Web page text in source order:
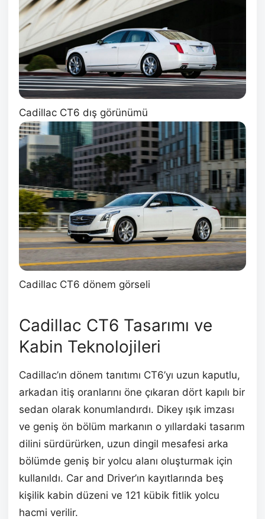
Cadillac CT6 dış görünümü
Cadillac CT6 dönem görseli
Cadillac CT6 Tasarımı ve
Kabin Teknolojileri
Cadillac’ın dönem tanıtımı CT6’yı uzun kaputlu,
arkadan itiş oranlarını öne çıkaran dört kapılı bir
sedan olarak konumlandırdı. Dikey ışık imzası
ve geniş ön bölüm markanın o yıllardaki tasarım
dilini sürdürürken, uzun dingil mesafesi arka
bölümde geniş bir yolcu alanı oluşturmak için
kullanıldı. Car and Driver’ın kayıtlarında beş
kişilik kabin düzeni ve 121 kübik fitlik yolcu
hacmi verilir.